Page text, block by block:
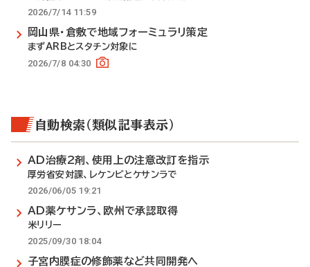
2026/7/14 11:59
岡山県・倉敷で地域フォーミュラリ策定
まずARBとスタチン対象に
2026/7/8 04:30
自動検索（類似記事表示）
AD治療2剤、使用上の注意改訂を指示
厚労省安対課、レケンビとケサンラで
2026/06/05 19:21
AD薬ケサンラ、欧州で承認取得
米リリー
2025/09/30 18:04
子宮内膜症の修飾薬など共同開発へ